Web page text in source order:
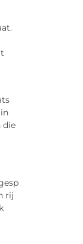
die
rij